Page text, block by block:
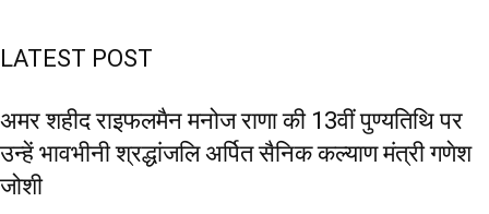
LATEST POST
अमर शहीद राइफलमैन मनोज राणा की 13वीं पुण्यतिथि पर
उन्हें भावभीनी श्रद्धांजलि अर्पित सैनिक कल्याण मंत्री गणेश
जोशी